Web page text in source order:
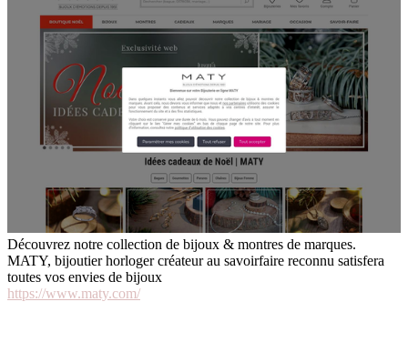
Découvrez notre collection de bijoux & montres de marques.
MATY, bijoutier horloger créateur au savoirfaire reconnu satisfera
toutes vos envies de bijoux
https://www.maty.com/